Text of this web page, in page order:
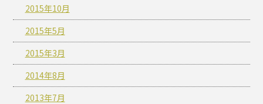
2015年10月
2015年5月
2015年3月
2014年8月
2013年7月